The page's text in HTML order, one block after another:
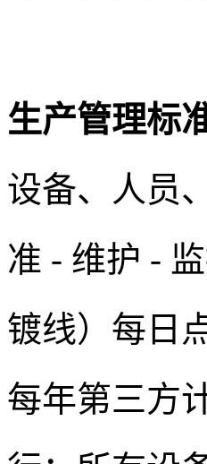
生产管理标
设备、人员
准 - 维护 -
镀线）每日
每年第三方